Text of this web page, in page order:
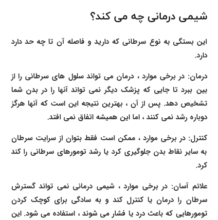
شیمی درمانی چه می کند؟
این بستگی به نوع سرطانی که دارید و فاصله آن تا چه حد دارد
دارد.
درمان: در برخی موارد ، درمان می تواند سلول های سرطانی را از
بین ببرد تا جایی که پزشک دیگر نمی تواند آنها را در بدن شما
تشخیص دهد. پس از آن ، بهترین نتیجه این است که آنها هرگز
دوباره رشد نمی کنند ، اما این همیشه اتفاق نمی افتد.
کنترل: در برخی موارد ، ممکن است فقط بتوان از سرایت سرطان
به سایر نقاط بدن جلوگیری کرد یا رشد تومورهای سرطانی را کند
کرد.
علائم آسان: در برخی موارد ، شیمی درمانی نمی تواند گسترش
سرطان را درمان یا کنترل کند و به سادگی برای کوچک کردن
تومورهایی که باعث درد یا فشار می شوند ، استفاده می شود. این